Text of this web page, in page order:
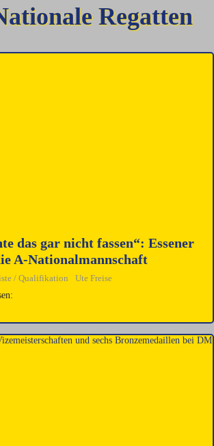
Regatten
das gar nicht fassen“: Essener
A-Nationalmannschaft
/ Qualifikation
Ute Freise